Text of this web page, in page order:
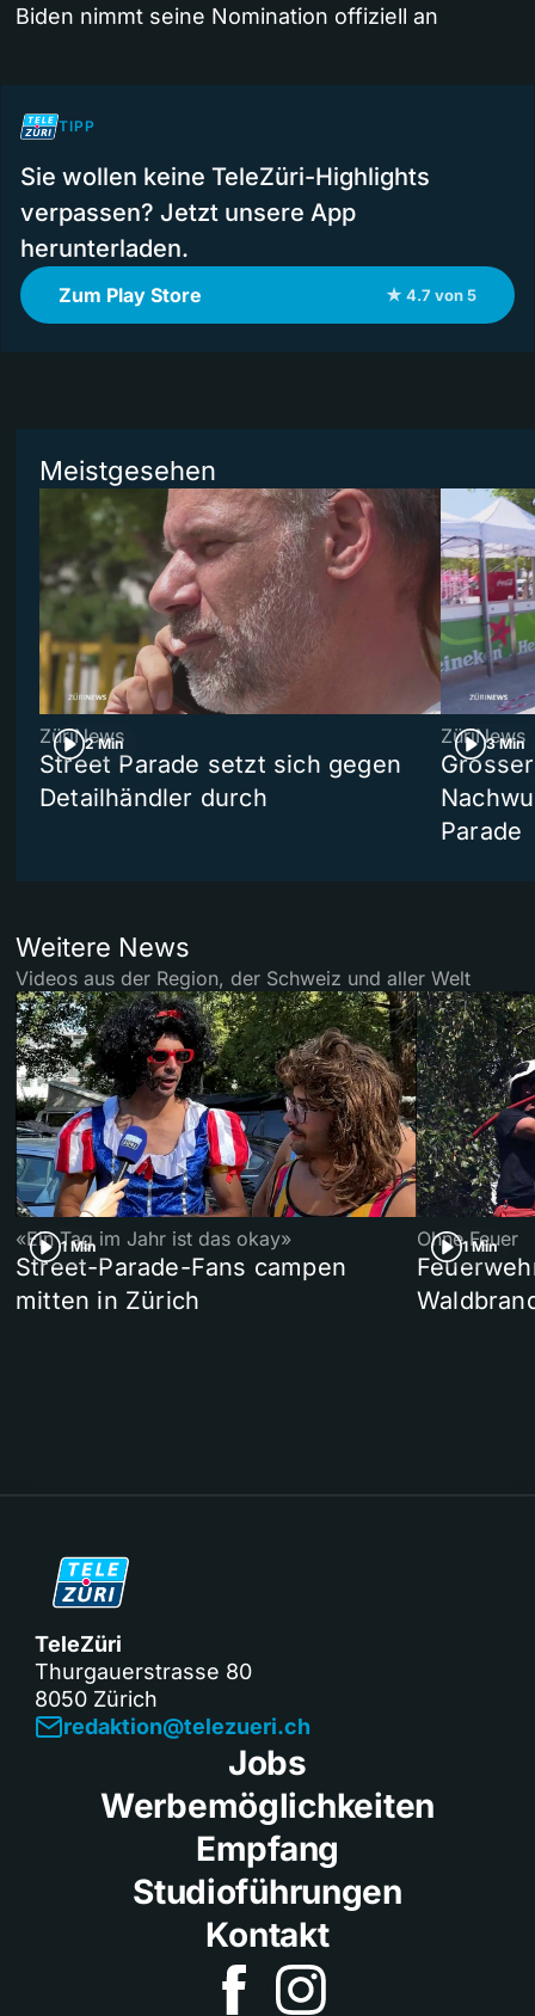
Biden nimmt seine Nomination offiziell an
TIPP
Sie wollen keine TeleZüri-Highlights
verpassen? Jetzt unsere App
herunterladen.
Zum Play Store ★ 4.7 von 5
Meistgesehen
2 Min
ZüriNews
Street Parade setzt sich gegen
Detailhändler durch
3 Min
ZüriNews
Parade
Weitere News
Videos aus der Region, der Schweiz und aller Welt
1 Min
«Ein Tag im Jahr ist das okay»
Street-Parade-Fans campen
mitten in Zürich
1 Min
Ohne Feuer
TeleZüri
Thurgauerstrasse 80
8050 Zürich
redaktion@telezueri.ch
Jobs
Werbemöglichkeiten
Empfang
Studioführungen
Kontakt